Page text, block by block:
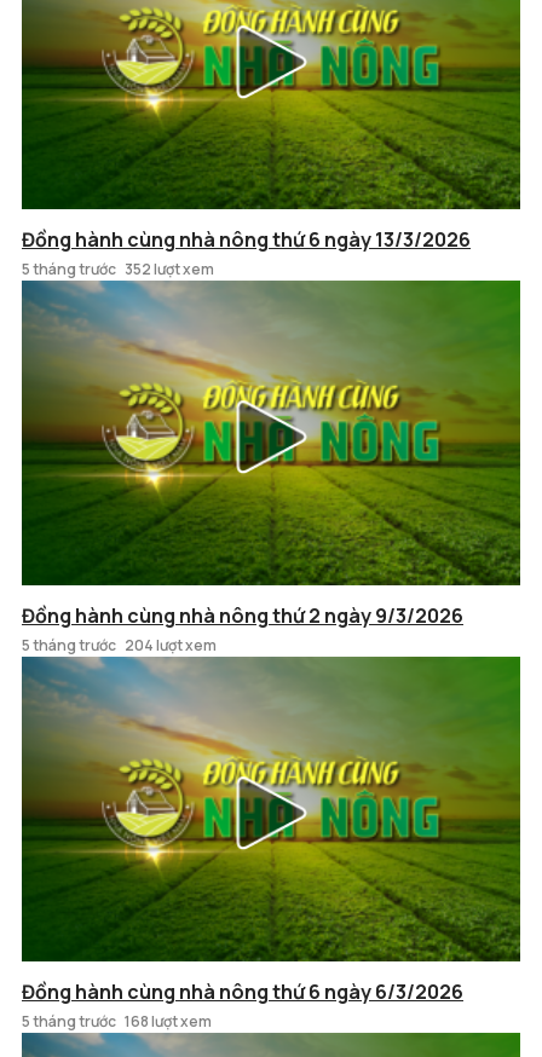
Đồng hành cùng nhà nông thứ 6 ngày 13/3/2026
5 tháng trước 352 lượt xem
Đồng hành cùng nhà nông thứ 2 ngày 9/3/2026
5 tháng trước 204 lượt xem
Đồng hành cùng nhà nông thứ 6 ngày 6/3/2026
5 tháng trước 168 lượt xem